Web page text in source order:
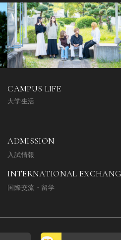
CAMPUS LIFE
大学生活
ADMISSION
入試情報
INTERNATIONAL
国際交流・留学